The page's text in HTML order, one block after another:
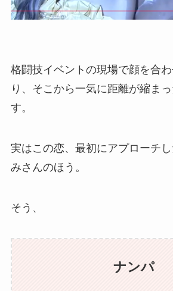
格闘技イベントの現場で顔を合
り、そこから一気に距離が縮ま
す。
実はこの恋、最初にアプローチ
みさんのほう。
そう、
ナンパ